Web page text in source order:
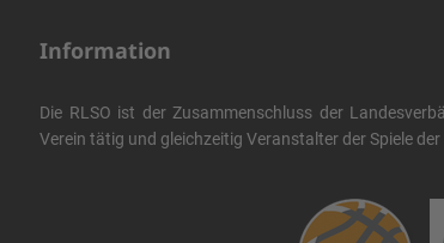
Information
Die RLSO ist der Zusammenschluss der
Verein tätig und gleichzeitig Veranstalter der Spiele